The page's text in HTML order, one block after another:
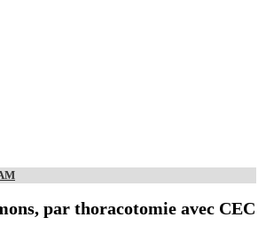
par thoracotomie avec CEC